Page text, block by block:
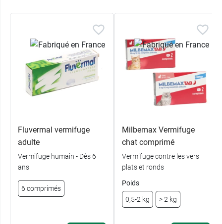
Fluvermal vermifuge
adulte
Vermifuge humain - Dès 6
ans
6 comprimés
Milbemax Vermifuge
chat comprimé
Vermifuge contre les vers
plats et ronds
Poids
0,5-2 kg > 2 kg